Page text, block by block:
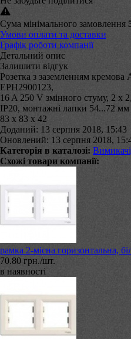
Сума мінімального замовлення
Умови оплати та доставки
Графік роботи компанії
Детальний опис
Залишити відгук
Розетка з заземленням кремова
EPH2900123,
16 A 250 V змінного стуму, 2 х
ІР20, монтажні лапки 54...72 мм
83 х 83 х 42
Доданий: 13 серпня 2018, 15:43
Оновлений: 13 серпня 2018,
Категорія в каталозі:
Схожі товари компанії:
рамка 2-місна горизонтальна,
70.80 грн./шт.
в наявності